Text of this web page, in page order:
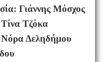
Γιάννης Μόσχος
Τζόκα
Δεληδήμου